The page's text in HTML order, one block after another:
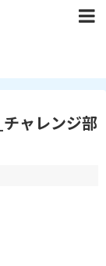
ャレンジ部